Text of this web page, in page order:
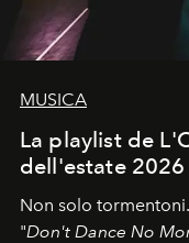
MUSICA
La playlist de
dell'estate 2026
Non solo
"Don't Dance No